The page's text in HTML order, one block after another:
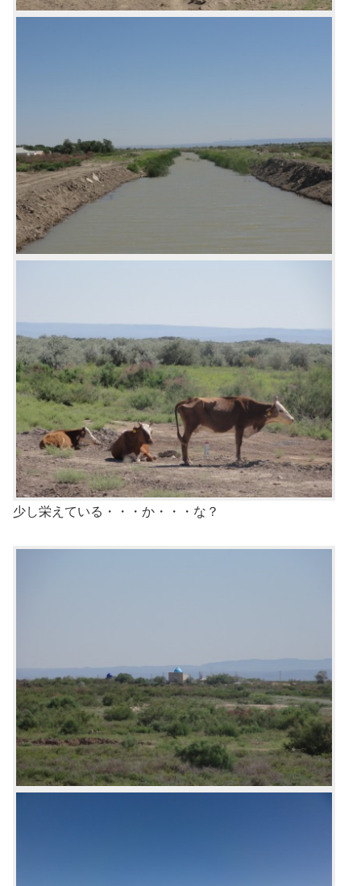
少し栄えている・・・か・・・な？